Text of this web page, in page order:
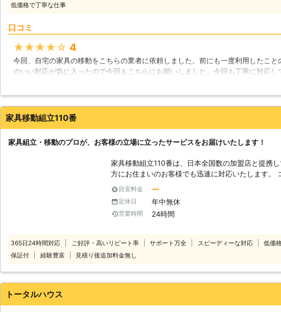
たら、是非便利屋フレンドをご利用下さい！ 【家具の分解】 組み立て式の
分解する前に必ず確認しておくことがあります。そ
ことができるかどうかです。もし、説明書等を破棄
を所持していなければ組み立てなおすことが出来な
事前に確認しておきましょう。家具組立が困難な場
下さい。
低価格で丁寧な仕事
口コミ
★★★★★ 4
今回、自宅の家具の移動をこちらの業者に依頼しました。前にも一度利用したこと
のいい対応が気に入ったので今回もこちらにお願いしました。今回も丁寧に対応し
も慎重に行ってくれたので、床に傷がつくこともなく無事に作業を終わらせてくれ
愛媛県 四国中央市 2016年12月23日
家具移動組立110番
家具組立・移動のプロが、お客様の立場に立ったサービスをお届けいたします！
家具移動組立110番は、日本全国数の加盟店と提携
方にお住まいのお客様でも迅速に対応いたします。 コールセンターでは24
時間365日年中無休でお電話を受け付けています。
様の都合の良い時間帯にいつでもお電話ください。 コールセンターのスタ
ッフがお客様のお悩みをお聞きします。 「お部屋の模様替えをしたいけ
ど、家具が重くて大変なので手伝ってほしい」 「説
り、お悩みのお客様はぜひ家具移動組立110番をご利用く
移動が大変だった家具も、組立が難しくてできなか
豊富なベテランが迅速に解決します。 家具移動組立110番では、家具の組立
作業や移動作業にお困りのお客様に喜んで対応させ
目安料金 ー
定休日 年中無休
営業時間 24時間
365日24時間対応 ご好評・高いリピート率 サポート万全 スピーディーな対応 低価
保証付
経験豊富 見積り後追加料金無し
トータルハウス